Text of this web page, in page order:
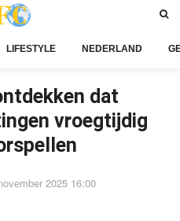
LIFESTYLE NEDERLAND
dat
vroegtijdig
2025 16:00